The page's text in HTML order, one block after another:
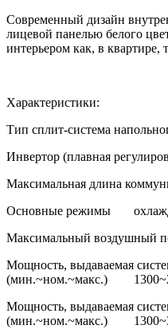
Современный дизайн
лицевой панелью белого
интерьером как, в квартире,
Характеристики:
Тип сплит-система
Инвертор (плавная
Максимальная длина
Основные режимы
Максимальный воздушный
Мощность, выдаваемая
(мин.~ном.~макс.)
Мощность, выдаваемая
(мин.~ном.~макс.)